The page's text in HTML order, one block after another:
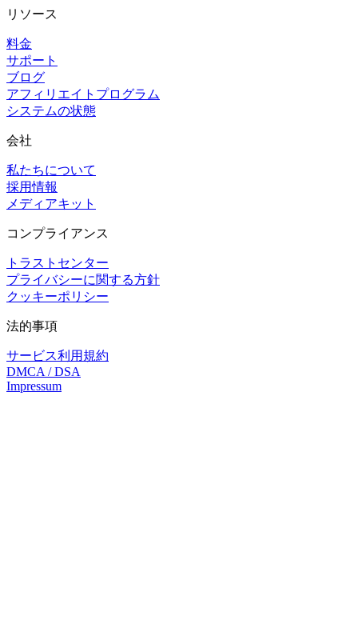
リソース
料金
サポート
ブログ
アフィリエイトプログラム
システムの状態
会社
私たちについて
採用情報
メディアキット
コンプライアンス
トラストセンター
プライバシーに関する方針
クッキーポリシー
法的事項
サービス利用規約
DMCA / DSA
Impressum